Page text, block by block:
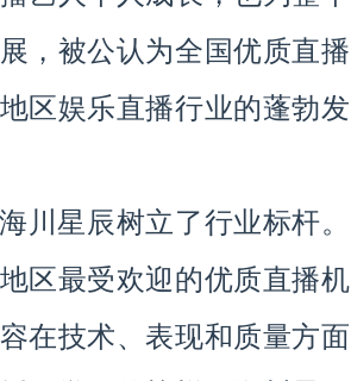
，被公认为全国优质直播
区娱乐直播行业的蓬勃发
川星辰树立了行业标杆。
区最受欢迎的优质直播机
在技术、表现和质量方面